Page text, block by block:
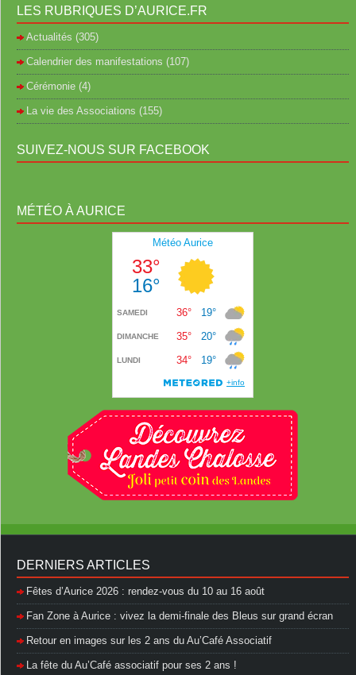
LES RUBRIQUES D’AURICE.FR
Actualités (305)
Calendrier des manifestations (107)
Cérémonie (4)
La vie des Associations (155)
SUIVEZ-NOUS SUR FACEBOOK
MÉTÉO À AURICE
DERNIERS ARTICLES
Fêtes d’Aurice 2026 : rendez-vous du 10 au 16 août
Fan Zone à Aurice : vivez la demi-finale des Bleus sur grand écran
Retour en images sur les 2 ans du Au’Café Associatif
La fête du Au’Café associatif pour ses 2 ans !